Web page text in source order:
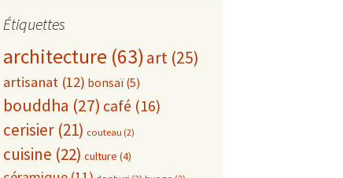
Étiquettes
architecture (63)art (25)
artisanat (12) bonsaï (5)
bouddha (27) café (16)
cerisier (21) couteau (2)
cuisine (22) culture (4)